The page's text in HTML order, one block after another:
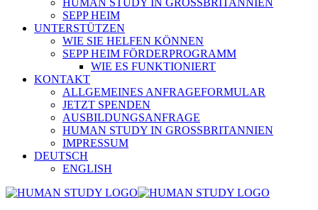
HUMAN STUDY IN GROSSBRITANNIEN
SEPP HEIM
UNTERSTÜTZEN
WIE SIE HELFEN KÖNNEN
SEPP HEIM FÖRDERPROGRAMM
WIE ES FUNKTIONIERT
KONTAKT
ALLGEMEINES ANFRAGEFORMULAR
JETZT SPENDEN
AUSBILDUNGSANFRAGE
HUMAN STUDY IN GROSSBRITANNIEN
IMPRESSUM
DEUTSCH
ENGLISH